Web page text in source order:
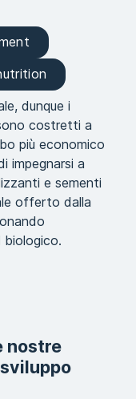
dunque i
costretti a
più economico
impegnarsi a
e sementi
offerto dalla
biologico.
nostre